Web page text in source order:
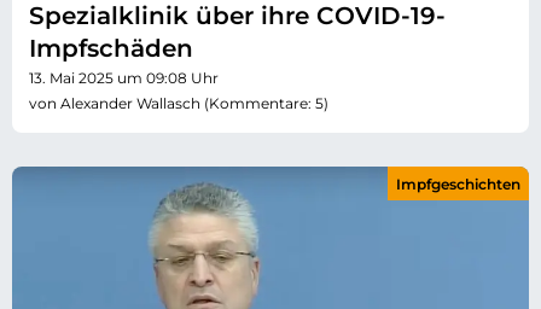
Spezialklinik über ihre COVID-19-
Impfschäden
13. Mai 2025 um 09:08 Uhr
von Alexander Wallasch (Kommentare: 5)
Impfgeschichten